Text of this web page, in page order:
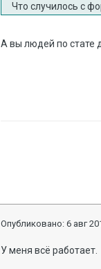
Что случилось с
А вы людей по стате
Опубликовано:6 авг
У меня всё работает.